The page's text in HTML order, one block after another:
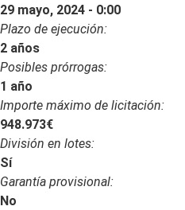
29 mayo, 2024 - 0:00
Plazo de ejecución:
2 años
Posibles prórrogas:
1 año
Importe máximo de licitación:
948.973€
División en lotes:
Sí
Garantía provisional:
No